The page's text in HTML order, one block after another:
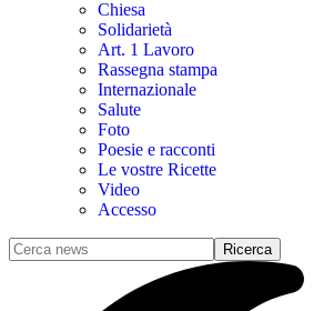
Chiesa
Solidarietà
Art. 1 Lavoro
Rassegna stampa
Internazionale
Salute
Foto
Poesie e racconti
Le vostre Ricette
Video
Accesso